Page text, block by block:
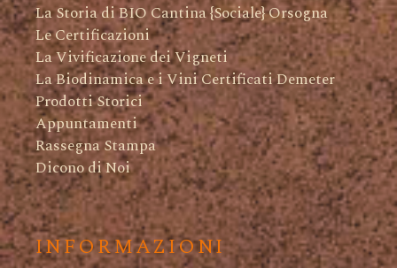
La Storia di BIO Cantina {Sociale} Orsogna
Le Certificazioni
La Vivificazione dei Vigneti
La Biodinamica e i Vini Certificati Demeter
Prodotti Storici
Appuntamenti
Rassegna Stampa
Dicono di Noi
INFORMAZIONI